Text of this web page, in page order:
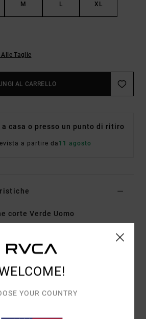
M L XL
Taglie
AL CARRELLO
a casa o presso un punto di ritiro
a partire da 11 agosto
corte Verde Uomo
cotone biologico [250 g/m2]
relaxed
YOUR COUNTRY